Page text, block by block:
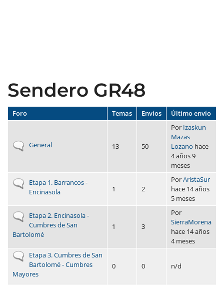
Sendero GR48
Foro Temas Envíos Último envío
No hay nuevos envíos
General 13 50
Por Izaskun
Mazas
Lozano hace
4 años 9
meses
No hay nuevos envíos
Etapa 1. Barrancos -
Encinasola
1 2
PorAristaSur
hace 14 años
5 meses
No hay nuevos envíos
Etapa 2. Encinasola -
Cumbres de San
Bartolomé
1 3
Por
SierraMorena
hace 14 años
4 meses
No hay nuevos envíos
Etapa 3. Cumbres de San
Bartolomé - Cumbres
Mayores
0 0 n/d